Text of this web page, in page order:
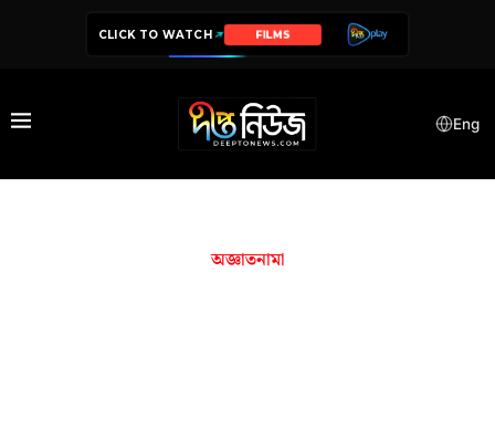
CLICK TO WATCH FILMS
Eng
অজ্ঞাতনামা